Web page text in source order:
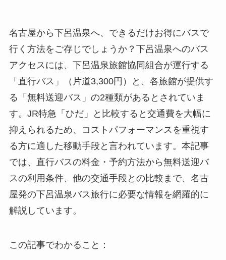
名古屋から下呂温泉へ、できるだけお得にバスで
行く方法をご存じでしょうか？下呂温泉へのバス
アクセスには、下呂温泉旅館協同組合が運行する
「直行バス」（片道3,300円）と、各旅館が提供す
る「無料送迎バス」の2種類があるとされていま
す。JR特急「ひだ」と比較すると交通費を大幅に
抑えられるため、コストパフォーマンスを重視す
る方に適した移動手段と言われています。本記事
では、直行バスの料金・予約方法から無料送迎バ
スの利用条件、他の交通手段との比較まで、名古
屋発の下呂温泉バス旅行に必要な情報を網羅的に
解説しています。
この記事でわかること：